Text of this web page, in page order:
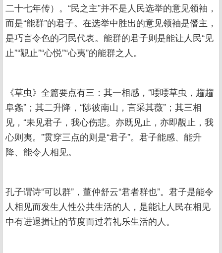
二十七年传）。“民之主”并不是人民选举的意见领袖，
而是“能群”的君子。在选举中胜出的意见领袖是僭主，
是巧言令色的刁民代表。能群的君子则是能让人民“见
止”“覯止”“心悦”“心夷”的能群之人。
《草虫》全篇要点有三：其一相感，“喓喓草虫，趯趯
阜螽”；其二升降，“陟彼南山，言采其薇”；其三相
见，“未见君子，我心伤悲。亦既见止，亦即覯止，我
心则夷。”贯穿三点的则是“君子”。君子能感、能升
降、能令人相见。
孔子谓诗“可以群”，董仲舒云“君者群也”。君子是能令
人相见而发生人性公共生活的人，是能让人民在相见
中有进退揖让的节度而过着礼乐生活的人。